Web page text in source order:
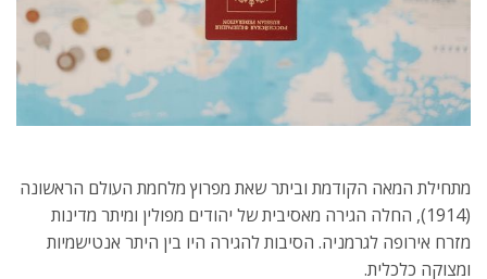
מתחילת המאה הקודמת וביתר שאת מפרוץ מלחמת העולם הראשונה
(1914), החלה הגירה מאסיבית של יהודים מפולין ומיתר מדינות
מזרח אירופה לגרמניה. הסיבות להגירה היו בין היתר אנטישמיות
ומצוקה כלכלית.